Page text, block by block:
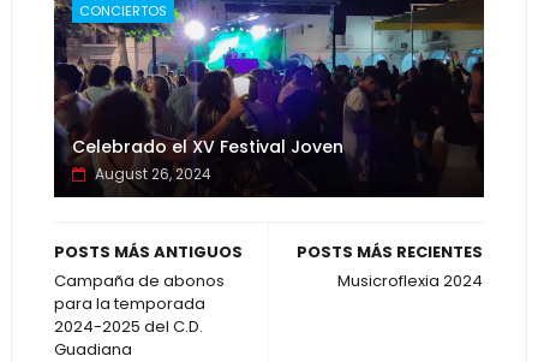
CONCIERTOS
Celebrado el XV Festival Joven
August 26, 2024
POSTS MÁS RECIENTES
Musicroflexia 2024
POSTS MÁS ANTIGUOS
Campaña de abonos
para la temporada
2024-2025 del C.D.
Guadiana